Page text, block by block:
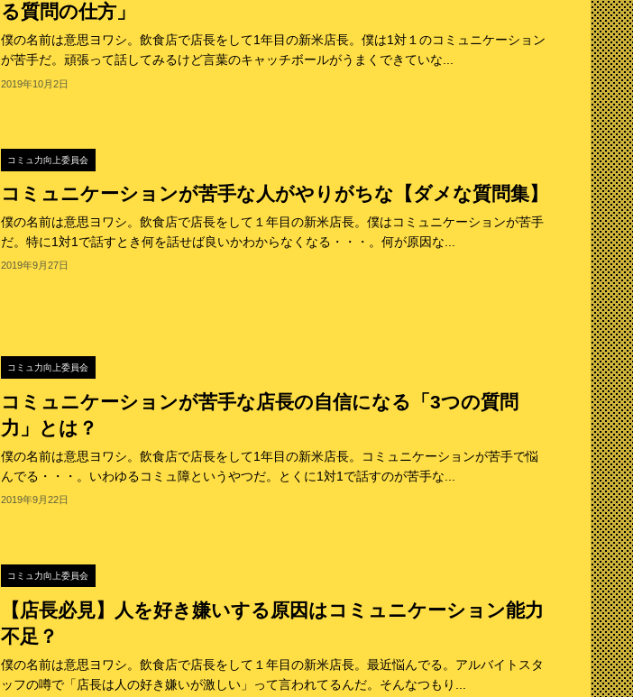
る質問の仕方」
僕の名前は意思ヨワシ。飲食店で店長をして1年目の新米店長。僕は1対１のコミュニケーション
が苦手だ。頑張って話してみるけど言葉のキャッチボールがうまくできていな...
2019年10月2日
コミュ力向上委員会
コミュニケーションが苦手な人がやりがちな【ダメな質問集】
僕の名前は意思ヨワシ。飲食店で店長をして１年目の新米店長。僕はコミュニケーションが苦手
だ。特に1対1で話すとき何を話せば良いかわからなくなる・・・。何が原因な...
2019年9月27日
コミュ力向上委員会
コミュニケーションが苦手な店長の自信になる「3つの質問
力」とは？
僕の名前は意思ヨワシ。飲食店で店長をして1年目の新米店長。コミュニケーションが苦手で悩
んでる・・・。いわゆるコミュ障というやつだ。とくに1対1で話すのが苦手な...
2019年9月22日
コミュ力向上委員会
【店長必見】人を好き嫌いする原因はコミュニケーション能力
不足？
僕の名前は意思ヨワシ。飲食店で店長をして１年目の新米店長。最近悩んでる。アルバイトスタ
ッフの噂で「店長は人の好き嫌いが激しい」って言われてるんだ。そんなつもり...